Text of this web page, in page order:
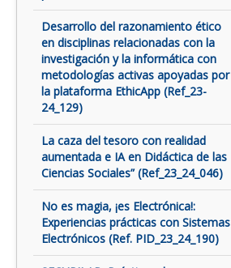
Desarrollo del razonamiento ético
en disciplinas relacionadas con la
investigación y la informática con
metodologías activas apoyadas por
la plataforma EthicApp (Ref_23-
24_129)
La caza del tesoro con realidad
aumentada e IA en Didáctica de las
Ciencias Sociales” (Ref_23_24_046)
No es magia, ¡es Electrónica!:
Experiencias prácticas con Sistemas
Electrónicos (Ref. PID_23_24_190)